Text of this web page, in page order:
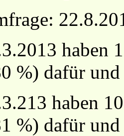
haben
%) dafür
haben
%) dafür